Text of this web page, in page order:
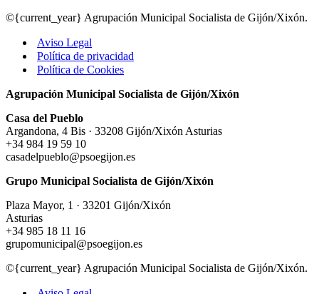
©{current_year} Agrupación Municipal Socialista de Gijón/Xixón.
Aviso Legal
Política de privacidad
Política de Cookies
Agrupación Municipal Socialista de Gijón/Xixón
Casa del Pueblo
Argandona, 4 Bis · 33208 Gijón/Xixón Asturias
+34 984 19 59 10
casadelpueblo@psoegijon.es
Grupo Municipal Socialista de Gijón/Xixón
Plaza Mayor, 1 · 33201 Gijón/Xixón
Asturias
+34 985 18 11 16
grupomunicipal@psoegijon.es
©{current_year} Agrupación Municipal Socialista de Gijón/Xixón.